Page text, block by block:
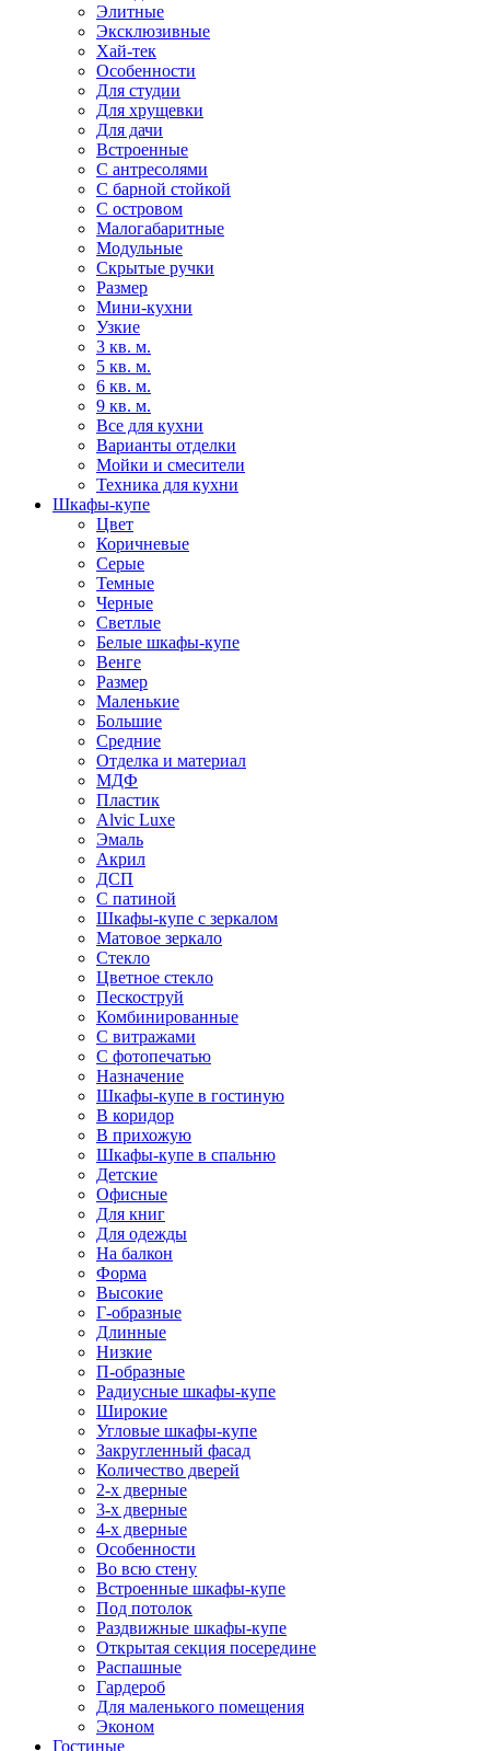
Элитные
Эксклюзивные
Хай-тек
Особенности
Для студии
Для хрущевки
Для дачи
Встроенные
С антресолями
С барной стойкой
С островом
Малогабаритные
Модульные
Скрытые ручки
Размер
Мини-кухни
Узкие
3 кв. м.
5 кв. м.
6 кв. м.
9 кв. м.
Все для кухни
Варианты отделки
Мойки и смесители
Техника для кухни
Шкафы-купе
Цвет
Коричневые
Серые
Темные
Черные
Светлые
Белые шкафы-купе
Венге
Размер
Маленькие
Большие
Средние
Отделка и материал
МДФ
Пластик
Alvic Luxe
Эмаль
Акрил
ДСП
С патиной
Шкафы-купе с зеркалом
Матовое зеркало
Стекло
Цветное стекло
Пескоструй
Комбинированные
С витражами
С фотопечатью
Назначение
Шкафы-купе в гостиную
В коридор
В прихожую
Шкафы-купе в спальню
Детские
Офисные
Для книг
Для одежды
На балкон
Форма
Высокие
Г-образные
Длинные
Низкие
П-образные
Радиусные шкафы-купе
Широкие
Угловые шкафы-купе
Закругленный фасад
Количество дверей
2-х дверные
3-х дверные
4-х дверные
Особенности
Во всю стену
Встроенные шкафы-купе
Под потолок
Раздвижные шкафы-купе
Открытая секция посередине
Распашные
Гардероб
Для маленького помещения
Эконом
Гостиные